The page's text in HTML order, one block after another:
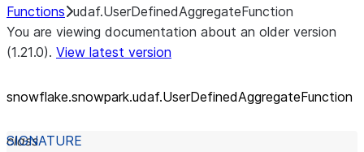
Functions udaf.UserDefinedAggregateFunction
You are viewing documentation about an older version
(1.21.0). View latest version
snowflake.snowpark.udaf.UserDefinedAggregateFunction
class